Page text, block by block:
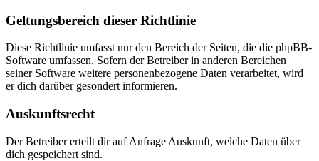
Geltungsbereich dieser Richtlinie
Diese Richtlinie umfasst nur den Bereich der Seiten, die die phpBB-
Software umfassen. Sofern der Betreiber in anderen Bereichen
seiner Software weitere personenbezogene Daten verarbeitet, wird
er dich darüber gesondert informieren.
Auskunftsrecht
Der Betreiber erteilt dir auf Anfrage Auskunft, welche Daten über
dich gespeichert sind.